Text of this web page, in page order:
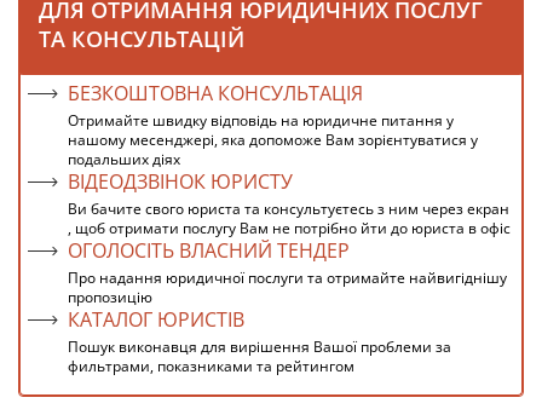
ДЛЯ ОТРИМАННЯ ЮРИДИЧНИХ ПОСЛУГ
ТА КОНСУЛЬТАЦІЙ
БЕЗКОШТОВНА КОНСУЛЬТАЦІЯ
Отримайте швидку відповідь на юридичне питання у
нашому месенджері, яка допоможе Вам зорієнтуватися у
подальших діях
ВІДЕОДЗВІНОК ЮРИСТУ
Ви бачите свого юриста та консультуєтесь з ним через екран
, щоб отримати послугу Вам не потрібно йти до юриста в офіс
ОГОЛОСІТЬ ВЛАСНИЙ ТЕНДЕР
Про надання юридичної послуги та отримайте найвигіднішу
пропозицію
КАТАЛОГ ЮРИСТІВ
Пошук виконавця для вирішення Вашої проблеми за
фильтрами, показниками та рейтингом